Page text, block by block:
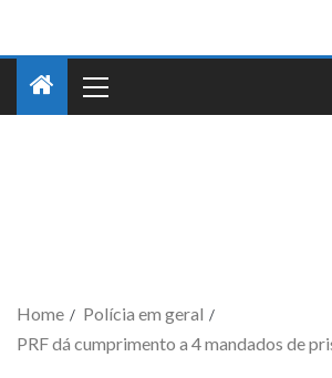
Home
Polícia em geral
PRF dá cumprimento a 4 mandados de